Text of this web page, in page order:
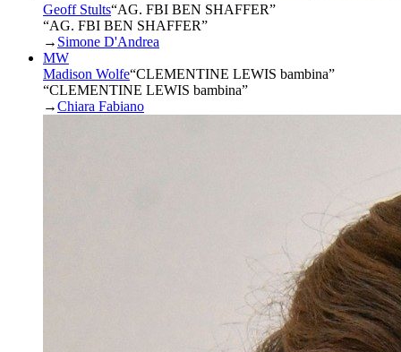
Geoff Stults“AG. FBI BEN SHAFFER”
“AG. FBI BEN SHAFFER”
→ Simone D'Andrea
MW
Madison Wolfe“CLEMENTINE LEWIS bambina”
“CLEMENTINE LEWIS bambina”
→Chiara Fabiano